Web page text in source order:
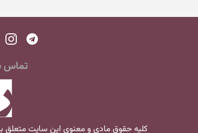
تماس
کلیه حقوق مادی و معنوی این سایت متعلق